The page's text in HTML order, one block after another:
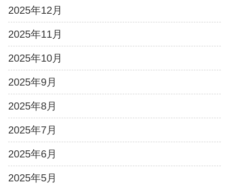
2025年12月
2025年11月
2025年10月
2025年9月
2025年8月
2025年7月
2025年6月
2025年5月